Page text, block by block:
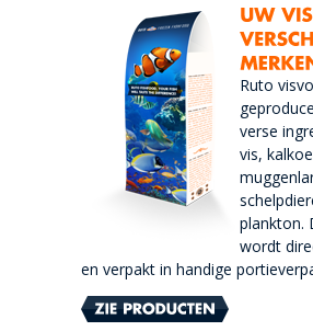
Ruto
verse
vis,
plankton.
wordt
en verpakt in handige